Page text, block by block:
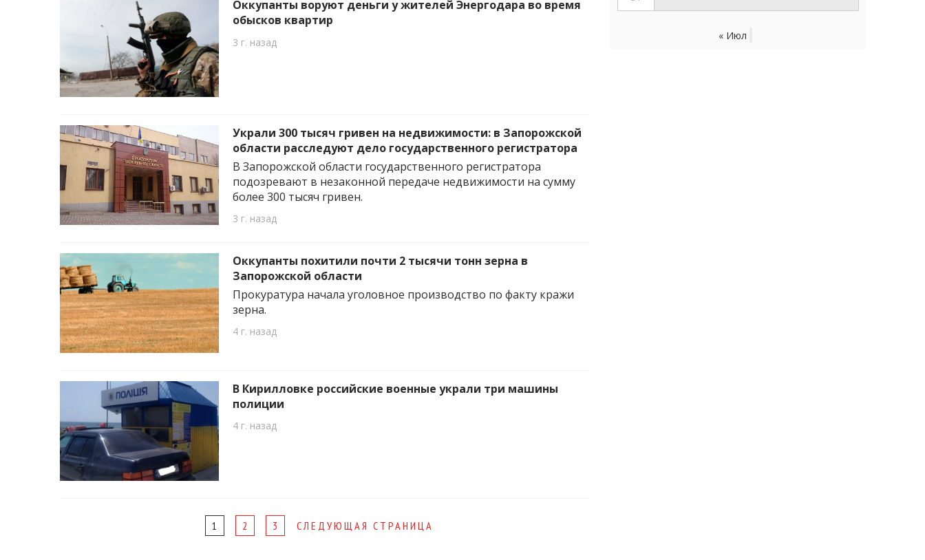
Оккупанты воруют деньги у жителей Энергодара во время
обысков квартир
3 г. назад
Украли 300 тысяч гривен на недвижимости: в Запорожской
области расследуют дело государственного регистратора
В Запорожской области государственного регистратора
подозревают в незаконной передаче недвижимости на сумму
более 300 тысяч гривен.
3 г. назад
Оккупанты похитили почти 2 тысячи тонн зерна в
Запорожской области
Прокуратура начала уголовное производство по факту кражи
зерна.
4 г. назад
В Кирилловке российские военные украли три машины
полиции
4 г. назад
1 2 3 СЛЕДУЮЩАЯ СТРАНИЦА
« Июл